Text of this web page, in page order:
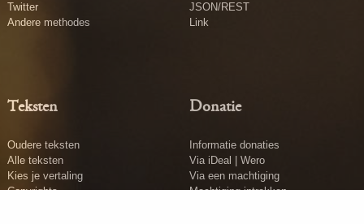
Twitter
Andere methodes
JSON/REST
Link
Teksten
Oudere teksten
Alle teksten
Kies je vertaling
Copyrights
Donatie
Informatie donaties
Via iDeal | Wero
Via een machtiging
Machtiging intrekken